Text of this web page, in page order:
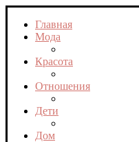
Главная
Мода
Красота
Отношения
Дети
Дом